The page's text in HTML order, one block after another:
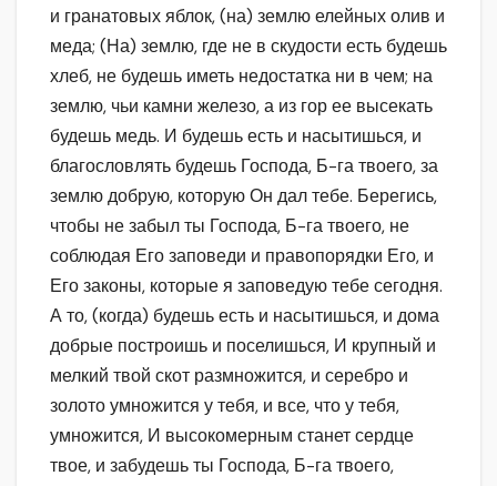
и гранатовых яблок, (на) землю елейных олив и
меда; (На) землю, где не в скудости есть будешь
хлеб, не будешь иметь недостатка ни в чем; на
землю, чьи камни железо, а из гор ее высекать
будешь медь. И будешь есть и насытишься, и
благословлять будешь Господа, Б-га твоего, за
землю добрую, которую Он дал тебе. Берегись,
чтобы не забыл ты Господа, Б-га твоего, не
соблюдая Его заповеди и правопорядки Его, и
Его законы, которые я заповедую тебе сегодня.
А то, (когда) будешь есть и насытишься, и дома
добрые построишь и поселишься, И крупный и
мелкий твой скот размножится, и серебро и
золото умножится у тебя, и все, что у тебя,
умножится, И высокомерным станет сердце
твое, и забудешь ты Господа, Б-га твоего,